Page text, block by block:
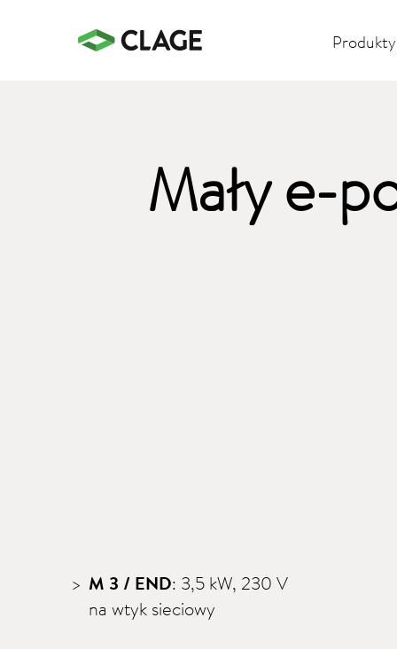
Produkty
Mały e-
M 3 / END: 3,5 kW, 230 V
na wtyk sieciowy